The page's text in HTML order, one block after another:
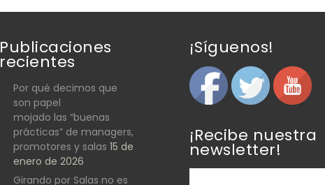
Publicaciones
recientes
Por qué decimos que
son papel
mojado las “buenas
prácticas” de managers,
promotores y salas 15 de
enero de 2026
Girando por Salas no es
¡Síguenos!
¡Recibe nuestra
newsletter!